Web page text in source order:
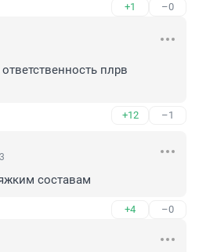
+1 –0
плрв
+12 –1
составам
+4 –0